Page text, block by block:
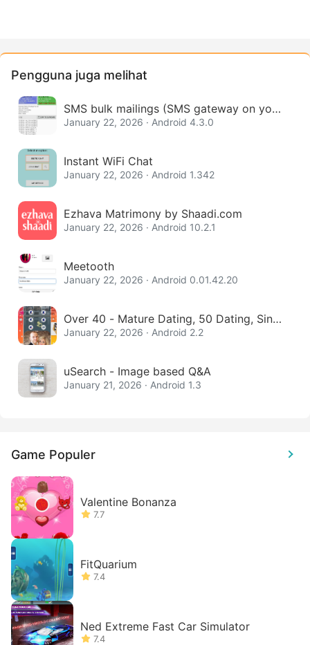
Pengguna juga melihat
SMS bulk mailings (SMS gateway on your
phone)
January 22, 2026 · Android 4.3.0
Instant WiFi Chat
January 22, 2026 · Android 1.342
Ezhava Matrimony by Shaadi.com
January 22, 2026 · Android 10.2.1
Meetooth
January 22, 2026 · Android 0.01.42.20
Over 40 - Mature Dating, 50 Dating, Singl
e Women
January 22, 2026 · Android 2.2
uSearch - Image based Q&A
January 21, 2026 · Android 1.3
Game Populer
Valentine Bonanza
7.7
FitQuarium
7.4
Ned Extreme Fast Car Simulator
7.4